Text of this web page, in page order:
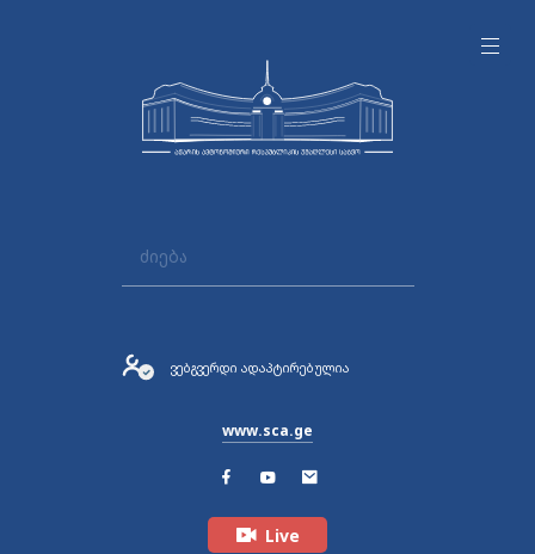
ვებგვერდი ადაპტირებულია
www.sca.ge
Live